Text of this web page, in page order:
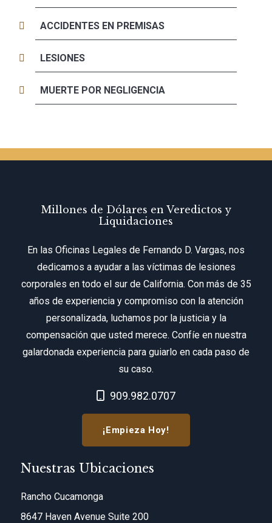
ACCIDENTES EN PREMISAS
LESIONES
MUERTE POR NEGLIGENCIA
Millones de Dólares en Veredictos y
Liquidaciones
En las Oficinas Legales de Fernando D. Vargas, nos
dedicamos a ayudar a las víctimas de lesiones
corporales en todo el sur de California. Con más de 35
años de experiencia y compromiso con la atención
personalizada, luchamos por la justicia y la
compensación que usted merece. Confíe en nuestra
galardonada experiencia para guiarlo en cada paso de
su caso.
Call Now at
909.982.0707
¡Empieza Hoy!
Nuestras Ubicaciones
Rancho Cucamonga
8647 Haven Avenue Suite 200